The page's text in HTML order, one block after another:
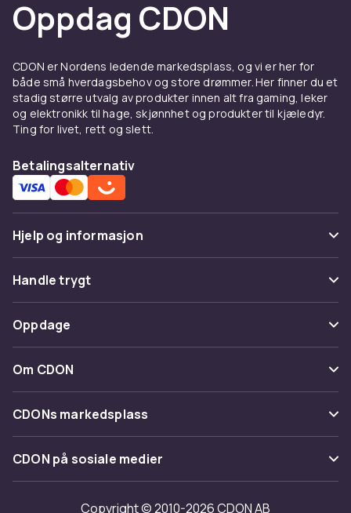
Oppdag CDON
CDON er Nordens ledende markedsplass, og vi er her for
både små hverdagsbehov og store drømmer. Her finner du et
stadig større utvalg av produkter innen alt fra gaming, leker
og elektronikk til hage, skjønnhet og produkter til kjæledyr.
Ting for livet, rett og slett.
Betalingsalternativ
Hjelp og informasjon
Vanlige spørsmål
Spor pakke
Angre & returner her
Kontakt oss
Handle trygt
Betaling
Levering
Tilbakekallinger
Oppdage
Kategorier
Varemerker
Om CDON
Om oss
Kundeanmeldelser
Jobbe på CDON
Investor relations
CDONs markedsplass
Merchant Help Center
CDON på sosiale medier
Copyright © 2010-2026 CDON AB